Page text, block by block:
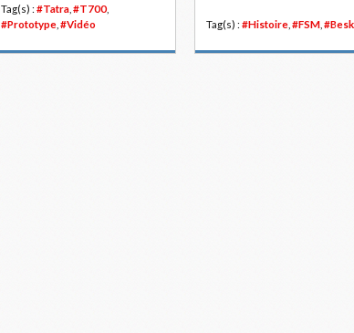
Tag(s) : #Tatra #T700,
#Prototype #Vidéo Tag(s) : #Histoire #FSM